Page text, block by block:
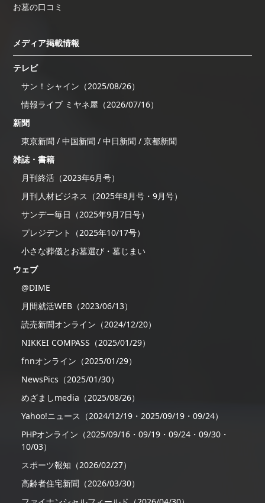
お墓の口コミ
メディア掲載情報
テレビ
サン！シャイン（2025/08/26）
情報ライブ ミヤネ屋（2026/07/16）
新聞
東京新聞 / 中国新聞 / 中日新聞 / 京都新聞
雑誌・書籍
月刊終活（2023年6月号）
月刊人材ビジネス（2025年8月号・9月号）
サンデー毎日（2025年9月7日号）
プレジデント（2025年10/17号）
小さな葬儀とお墓選び・墓じまい
ウェブ
@DIME
月間就活WEB（2023/06/13）
読売新聞オンライン（2024/12/20）
NIKKEI COMPASS（2025/01/29）
fnnオンライン（2025/01/29）
NewsPics（2025/01/30）
めざましmedia（2025/08/26）
Yahoo!ニュース（2024/12/19・2025/09/19・09/24）
PHPオンライン（2025/09/16・09/19・09/24・09/30・
10/03）
スポーツ報知（2026/02/27）
高齢者住宅新聞（2026/03/30）